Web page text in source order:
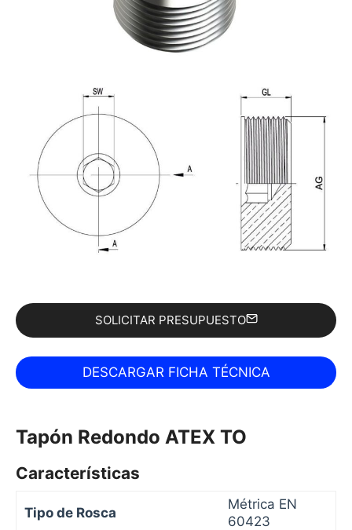
SOLICITAR PRESUPUESTO
Tapón Redondo ATEX TO
Características
Tipo de Rosca
Métrica EN
60423